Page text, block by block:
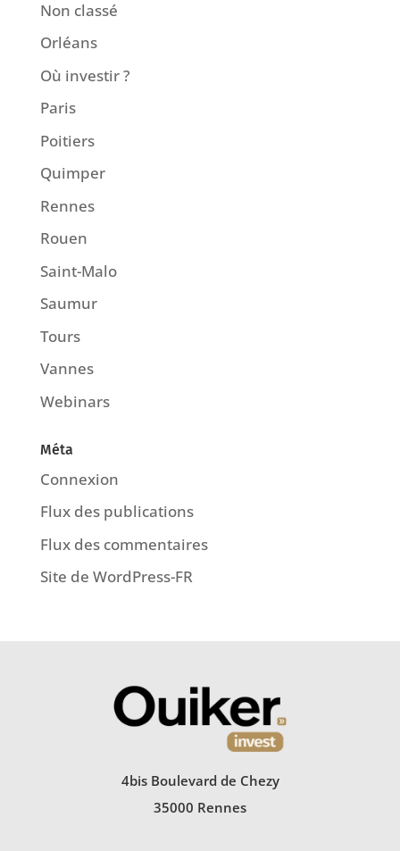
Non classé
Orléans
Où investir ?
Paris
Poitiers
Quimper
Rennes
Rouen
Saint-Malo
Saumur
Tours
Vannes
Webinars
Méta
Connexion
Flux des publications
Flux des commentaires
Site de WordPress-FR
4bis Boulevard de Chezy
35000 Rennes